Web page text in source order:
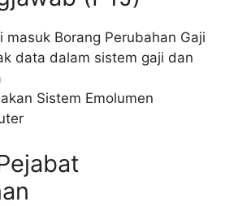
masuk Borang Perubahan Gaji
data dalam sistem gaji dan
Sistem Emolumen